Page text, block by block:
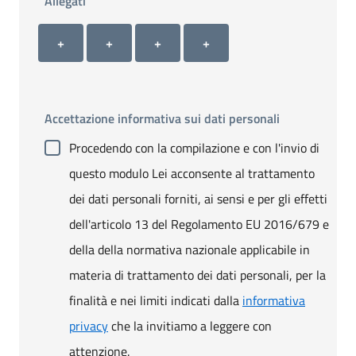
Allegato 1
+
Allegato 2
+
Allegato 3
+
Allegato 4
+
Accettazione informativa sui dati personali
Procedendo con la compilazione e con l'invio di
questo modulo Lei acconsente al trattamento
dei dati personali forniti, ai sensi e per gli effetti
dell'articolo 13 del Regolamento EU 2016/679 e
della della normativa nazionale applicabile in
materia di trattamento dei dati personali, per la
finalità e nei limiti indicati dalla informativa
privacyche la invitiamo a leggere con
attenzione.